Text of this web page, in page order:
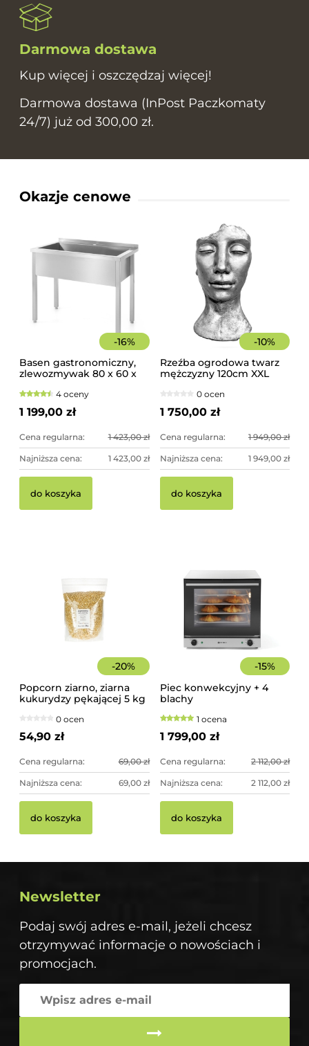
Darmowa dostawa
Kup więcej i oszczędzaj więcej!
Darmowa dostawa (InPost Paczkomaty
24/7) już od 300,00 zł.
Okazje cenowe
-16%
Basen gastronomiczny,
zlewozmywak 80 x 60 x
4 oceny
1 199,00 zł
Cena regularna: 1 423,00 zł
Najniższa cena: 1 423,00 zł
do koszyka
-10%
Rzeźba ogrodowa twarz
mężczyzny 120cm XXL
imponująca dekoracja
ogrodowa
0 ocen
1 750,00 zł
Cena regularna: 1 949,00 zł
Najniższa cena: 1 949,00 zł
do koszyka
-20%
Popcorn ziarno, ziarna
kukurydzy pękającej 5 kg
0 ocen
54,90 zł
Cena regularna: 69,00 zł
Najniższa cena: 69,00 zł
do koszyka
-15%
Piec konwekcyjny + 4
blachy
1 ocena
1 799,00 zł
Cena regularna: 2 112,00 zł
Najniższa cena: 2 112,00 zł
do koszyka
Newsletter
Podaj swój adres e-mail, jeżeli chcesz
otrzymywać informacje o nowościach i
promocjach.